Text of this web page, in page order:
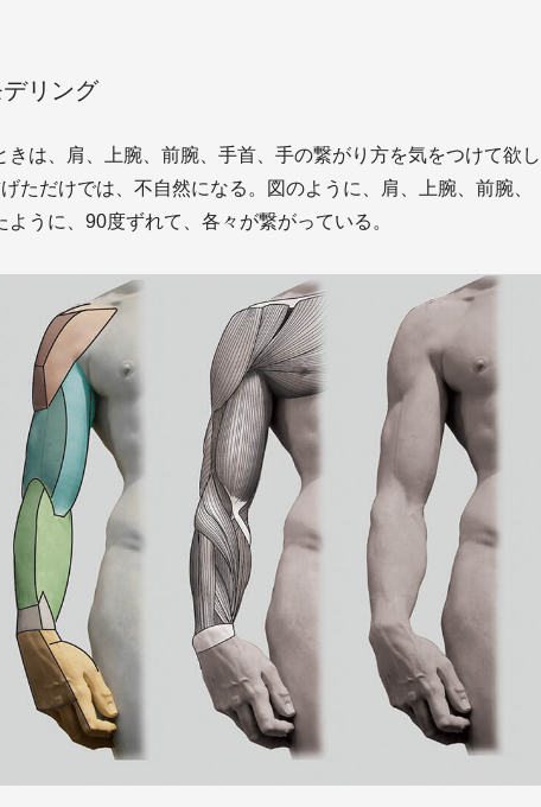
リング
きは、肩、上腕、前腕、手首、手の繋がり方を気をつけて欲し
ただけでは、不自然になる。図のように、肩、上腕、前腕、
うに、90度ずれて、各々が繋がっている。